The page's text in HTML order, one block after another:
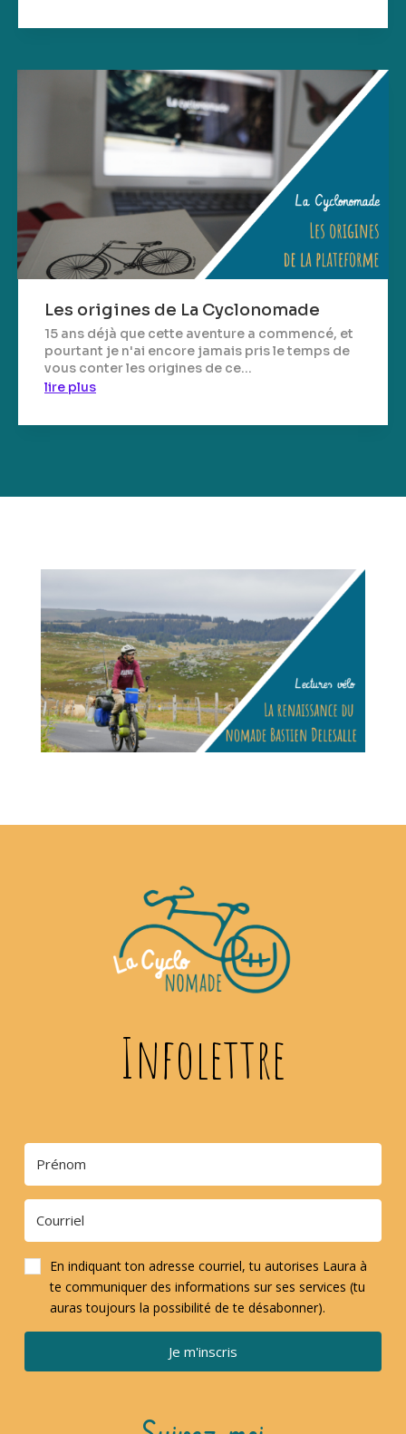
Les origines de La Cyclonomade
15 ans déjà que cette aventure a commencé, et
pourtant je n'ai encore jamais pris le temps de
vous conter les origines de ce...
lire plus
Infolettre
En indiquant ton adresse courriel, tu autorises Laura à
te communiquer des informations sur ses services (tu
auras toujours la possibilité de te désabonner).
Je m'inscris